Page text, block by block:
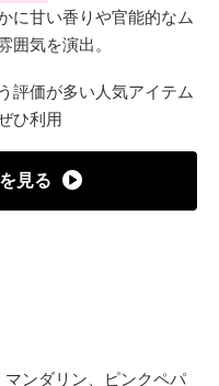
に甘い香りや官能的なム
気を演出。
評価が多い人気アイテム
ひ利用
見る
ンダリン、ピンクペパ